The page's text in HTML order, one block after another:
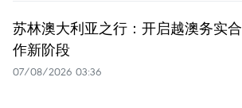
苏林澳大利亚之行：开启越澳务实合
作新阶段
07/08/2026 03:36